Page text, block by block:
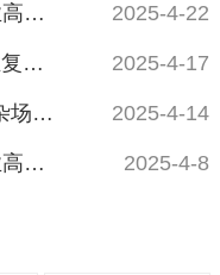
道康宁AFE-0020消泡剂：工业高能场景的... 2025-4-22
道康宁AFE-0110消泡剂：工业复杂体系的... 2025-4-17
道康宁DC-51消泡剂：工业复杂场景下的“全... 2025-4-14
道康宁AFE-0100消泡剂：工业高精度场景... 2025-4-8